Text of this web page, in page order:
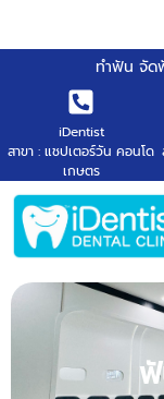
ทำฟัน จัด
iDentist
สาขา : แชปเตอร์วัน คอนโด
เกษตร